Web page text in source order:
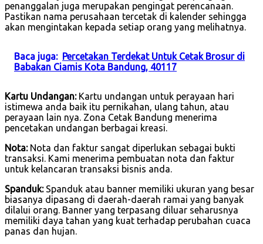
penanggalan juga merupakan pengingat perencanaan.
Pastikan nama perusahaan tercetak di kalender sehingga
akan mengintakan kepada setiap orang yang melihatnya.
Baca juga: Percetakan Terdekat Untuk Cetak Brosur di
Babakan Ciamis Kota Bandung, 40117
Kartu Undangan:Kartu undangan untuk perayaan hari
istimewa anda baik itu pernikahan, ulang tahun, atau
perayaan lain nya. Zona Cetak Bandung menerima
pencetakan undangan berbagai kreasi.
Nota:Nota dan faktur sangat diperlukan sebagai bukti
transaksi. Kami menerima pembuatan nota dan faktur
untuk kelancaran transaksi bisnis anda.
Spanduk:Spanduk atau banner memiliki ukuran yang besar
biasanya dipasang di daerah-daerah ramai yang banyak
dilalui orang. Banner yang terpasang diluar seharusnya
memiliki daya tahan yang kuat terhadap perubahan cuaca
panas dan hujan.